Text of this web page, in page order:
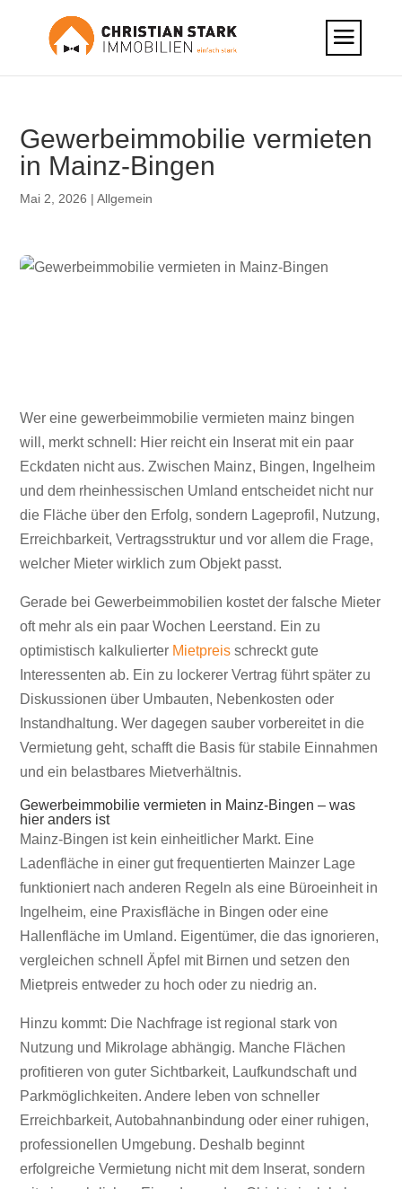
Gewerbeimmobilie vermieten
in Mainz-Bingen
Mai 2, 2026 |Allgemein
Gewerbeimmobilie vermieten in
Mainz-Bingen
Wer eine gewerbeimmobilie vermieten mainz bingen
will, merkt schnell: Hier reicht ein Inserat mit ein paar
Eckdaten nicht aus. Zwischen Mainz, Bingen, Ingelheim
und dem rheinhessischen Umland entscheidet nicht nur
die Fläche über den Erfolg, sondern Lageprofil, Nutzung,
Erreichbarkeit, Vertragsstruktur und vor allem die Frage,
welcher Mieter wirklich zum Objekt passt.
Gerade bei Gewerbeimmobilien kostet der falsche Mieter
oft mehr als ein paar Wochen Leerstand. Ein zu
optimistisch kalkulierter Mietpreis schreckt gute
Interessenten ab. Ein zu lockerer Vertrag führt später zu
Diskussionen über Umbauten, Nebenkosten oder
Instandhaltung. Wer dagegen sauber vorbereitet in die
Vermietung geht, schafft die Basis für stabile Einnahmen
und ein belastbares Mietverhältnis.
Gewerbeimmobilie vermieten in Mainz-Bingen – was
hier anders ist
Mainz-Bingen ist kein einheitlicher Markt. Eine
Ladenfläche in einer gut frequentierten Mainzer Lage
funktioniert nach anderen Regeln als eine Büroeinheit in
Ingelheim, eine Praxisfläche in Bingen oder eine
Hallenfläche im Umland. Eigentümer, die das ignorieren,
vergleichen schnell Äpfel mit Birnen und setzen den
Mietpreis entweder zu hoch oder zu niedrig an.
Hinzu kommt: Die Nachfrage ist regional stark von
Nutzung und Mikrolage abhängig. Manche Flächen
profitieren von guter Sichtbarkeit, Laufkundschaft und
Parkmöglichkeiten. Andere leben von schneller
Erreichbarkeit, Autobahnanbindung oder einer ruhigen,
professionellen Umgebung. Deshalb beginnt
erfolgreiche Vermietung nicht mit dem Inserat, sondern